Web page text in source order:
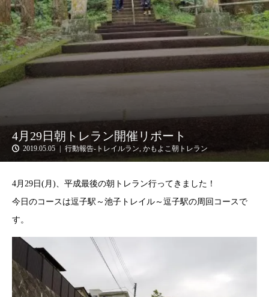
4月29日朝トレラン開催リポート
2019.05.05 行動報告-トレイルラン, かもよこ朝トレラン
4月29日(月)、平成最後の朝トレラン行ってきました！
今日のコースは逗子駅～池子トレイル～逗子駅の周回コースで
す。